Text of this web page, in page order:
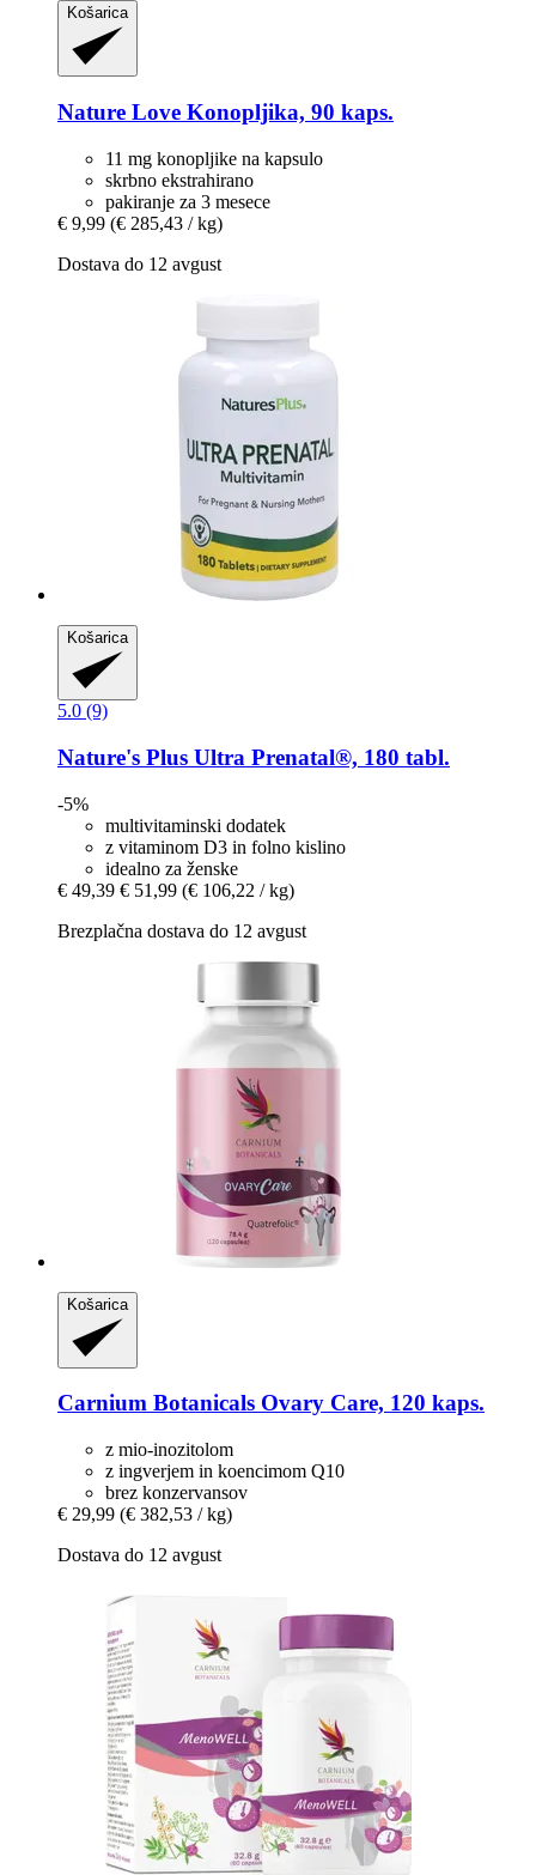
Košarica
Nature Love Konopljika, 90 kaps.
11 mg konopljike na kapsulo
skrbno ekstrahirano
pakiranje za 3 mesece
€ 9,99 (€ 285,43 / kg)
Dostava do 12 avgust
Košarica
5.0 (9)
Nature's Plus Ultra Prenatal®, 180 tabl.
-5%
multivitaminski dodatek
z vitaminom D3 in folno kislino
idealno za ženske
€ 49,39 € 51,99 (€ 106,22 / kg)
Brezplačna dostava do 12 avgust
Košarica
Carnium Botanicals Ovary Care, 120 kaps.
z mio-inozitolom
z ingverjem in koencimom Q10
brez konzervansov
€ 29,99 (€ 382,53 / kg)
Dostava do 12 avgust